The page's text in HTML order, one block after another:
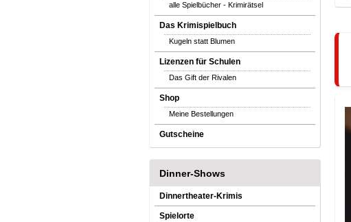
alle Spielbücher - Krimirätsel
Das Krimispielbuch
Kugeln statt Blumen
Lizenzen für Schulen
Das Gift der Rivalen
Shop
Meine Bestellungen
Gutscheine
Dinner-Shows
Dinnertheater-Krimis
Spielorte